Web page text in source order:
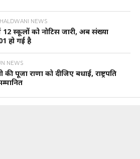
NEWS
में 12 स्कूलों को नोटिस जारी, अब संख्या
हो गई है
NEWS
की पूजा राणा को दीजिए बधाई, राष्ट्रपति